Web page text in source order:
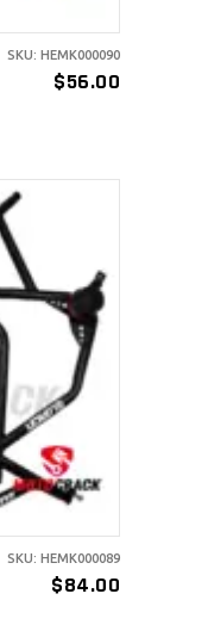
$56.00
SKU: HEMK000090
$84.00
SKU: HEMK000089